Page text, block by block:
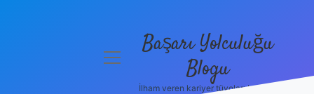
menüyüBaşarı Yolculuğu
Blogu
İlham veren kariyer tüyoları burada!